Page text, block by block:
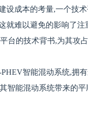
设成本的考量,一个技
就难以避免的影响了
台的技术背书,为其攻
智能混动系统,拥
智能混动系统带来的平